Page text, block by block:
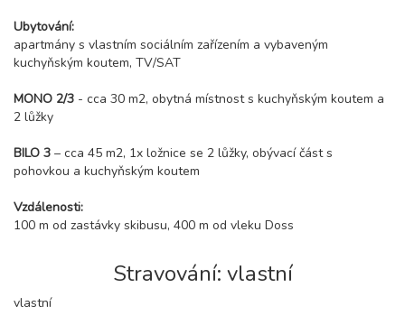
Ubytování:
apartmány s vlastním sociálním zařízením a vybaveným
kuchyňským koutem, TV/SAT
MONO 2/3 - cca 30 m2, obytná místnost s kuchyňským koutem a
2 lůžky
BILO 3 – cca 45 m2, 1x ložnice se 2 lůžky, obývací část s
pohovkou a kuchyňským koutem
Vzdálenosti:
100 m od zastávky skibusu, 400 m od vleku Doss
Stravování: vlastní
vlastní